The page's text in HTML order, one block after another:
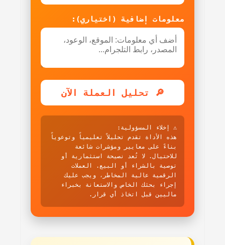
معلومات إضافية (اختياري):
🔎 تحليل العملة الآن
⚠️ إخلاء المسؤولية:
هذه الأداة تقدم تحليلاً تعليمياً وتوعوياً
بناءً على معايير ومؤشرات شائعة
للاحتيال. لا تُعد نصيحة استثمارية أو
توصية بالشراء أو البيع. العملات
الرقمية عالية المخاطر، ويجب عليك
إجراء بحثك الخاص والاستعانة بخبراء
ماليين قبل اتخاذ أي قرار.